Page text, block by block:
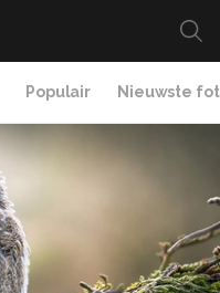
Populair Nieuwste